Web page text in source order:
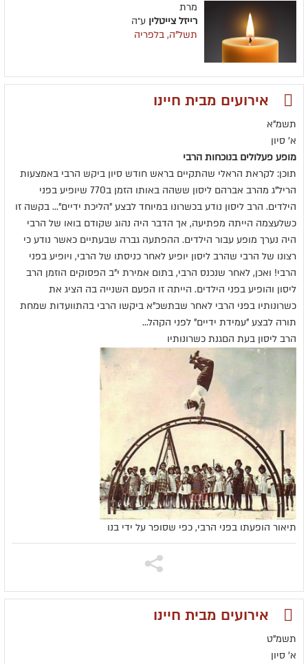
מרת
רייזל צייטלין ע״ה
תשל"ה, בלפריה
אירועים מבית חיינו
תשמ"א
א' סיון
מופע פעלולים בנוכחות הרבי
תוכן: לקראת הראלי שהתקיים בראש חודש סיון ביקש הרבי באמצעות
הריל"ג מהרב אברהם ליסון ששהה באותו הזמן ב770 שיופיע בפני
הילדים. הרב ליסון נודע בכשרונו במיוחד לבצע "הליכת ידיים"... בקשה זו
כשלעצמה הייתה מפתיעה, אך הדבר היה נהוג שקודם בואו של הרבי
היה נערך מופע עבור הילדים. ההפתעה גברה שבעתיים כאשר נודע כי
רצונו של הרבי שהרב ליסון יופיע לאחר כניסתו של הרבי, ויופיע בפני
הרבי! ואכן, לאחר שנכנס הרבי, בתום אמירת י"ב הפסוקים הוזמן הרב
ליסון והופיע בפני הילדים. הייתה זו הפעם השנייה בה הציג את
כשרונותיו בפני הרבי לאחר שבתשכ"א ביקשו הרבי בהתוועדות שמחת
תורה לבצע "עמידת ידיים" לפני הקהל...
הרב ליסון בעת הםגנת כשרונותיו
תיאור הופעתו בפני הרבי, כפי שסופר על ידי בנו
אירועים מבית חיינו
תשמ"ט
א' סיון